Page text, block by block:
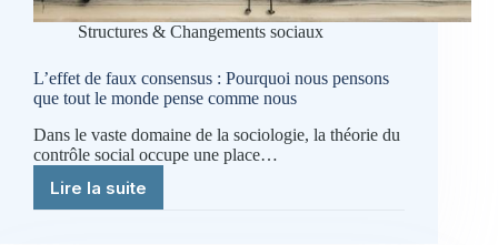
Structures & Changements sociaux
L’effet de faux consensus : Pourquoi nous pensons
que tout le monde pense comme nous
Dans le vaste domaine de la sociologie, la théorie du
contrôle social occupe une place…
Lire la suite
L’effet